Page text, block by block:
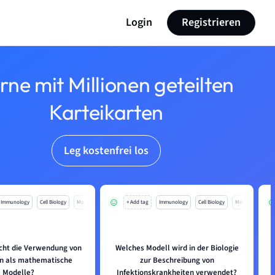
Login Registrieren
mit Millionen geteilten
Karteikarten
Leg kostenfrei los
Immunology Cell Biology Mo
die Verwendung von
als mathematische
Modelle?
+ Add tag Immunology Cell Biology Mo
Welches Modell wird in der Biologie
zur Beschreibung von
Infektionskrankheiten verwendet?